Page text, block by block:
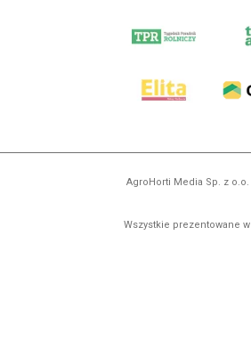
AgroHorti Media Sp. z
Wszystkie prezentowane